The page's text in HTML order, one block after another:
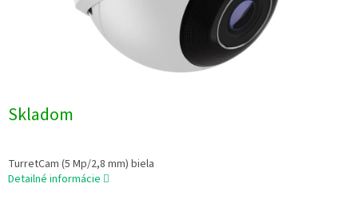
Skladom
TurretCam (5 Mp/2,8 mm) biela
Detailné informácie